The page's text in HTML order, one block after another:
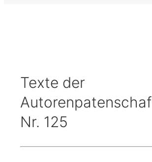
Texte der
Nr. 125